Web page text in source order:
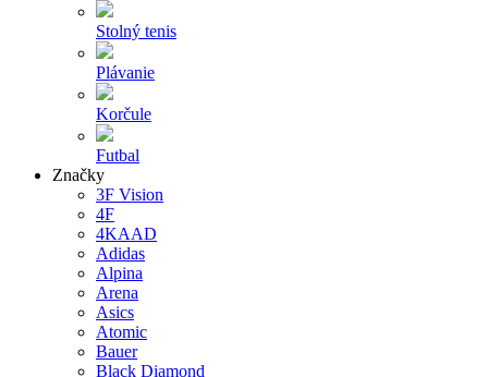
Stolný tenis
Plávanie
Korčule
Futbal
Značky
3F Vision
4F
4KAAD
Adidas
Alpina
Arena
Asics
Atomic
Bauer
Black Diamond